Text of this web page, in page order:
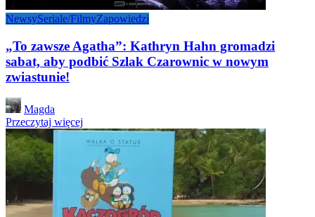
NewsySeriale/FilmyZapowiedzi
„To zawsze Agatha”: Kathryn Hahn gromadzi
sabat, aby podbić Szlak Czarownic w nowym
zwiastunie!
Posted
by
Magda
Przeczytaj więcej